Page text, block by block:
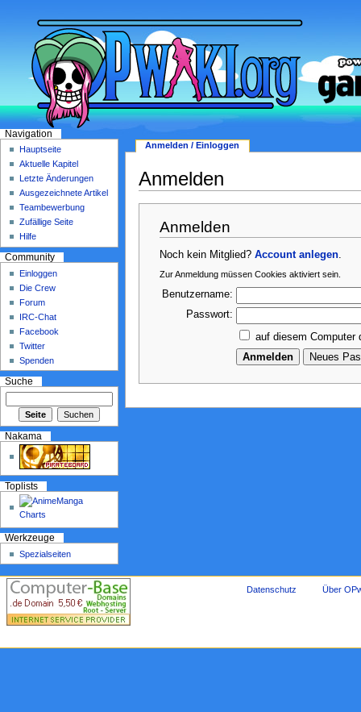
Anmelden
Anmelden
Noch kein Mitglied?Account anlegen
Zur Anmeldung müssen Cookies aktiviert sein.
Benutzername:
Passwort:
auf diesem Computer
Anmelden / Einloggen
Navigation
Hauptseite
Aktuelle Kapitel
Letzte Änderungen
Ausgezeichnete Artikel
Teambewerbung
Zufällige Seite
Hilfe
Community
Einloggen
Die Crew
Forum
IRC-Chat
Facebook
Twitter
Spenden
Suche
Nakama
Toplists
Werkzeuge
Spezialseiten
Datenschutz Über